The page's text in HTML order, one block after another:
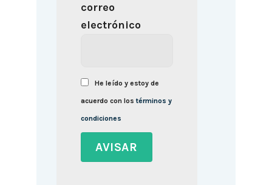
correo
electrónico
He leído y estoy de
acuerdo con lostérminos y
condiciones